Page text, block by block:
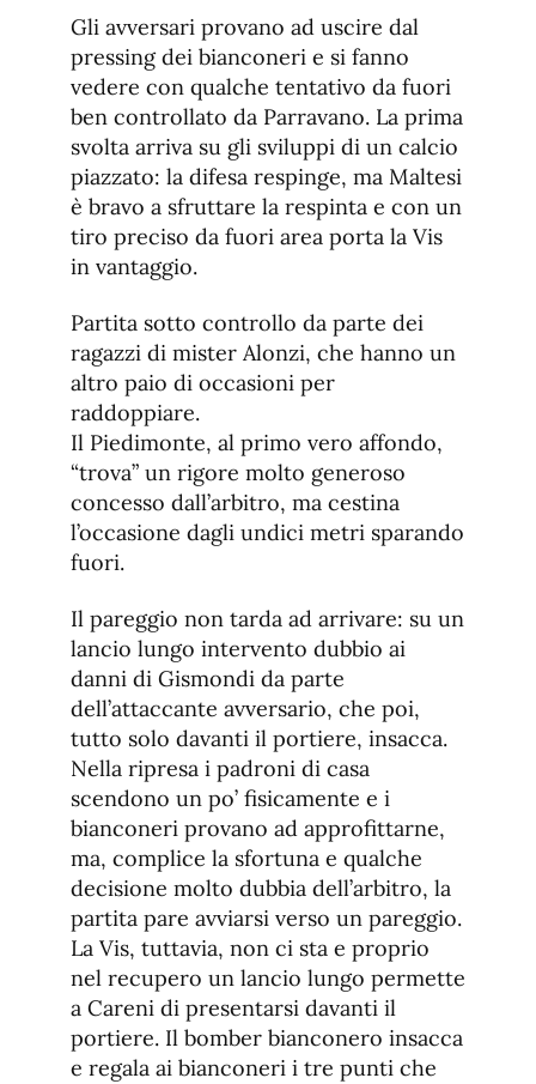
Gli avversari provano ad uscire dal
pressing dei bianconeri e si fanno
vedere con qualche tentativo da fuori
ben controllato da Parravano. La prima
svolta arriva su gli sviluppi di un calcio
piazzato: la difesa respinge, ma Maltesi
è bravo a sfruttare la respinta e con un
tiro preciso da fuori area porta la Vis
in vantaggio.
Partita sotto controllo da parte dei
ragazzi di mister Alonzi, che hanno un
altro paio di occasioni per
raddoppiare.
Il Piedimonte, al primo vero affondo,
“trova” un rigore molto generoso
concesso dall’arbitro, ma cestina
l’occasione dagli undici metri sparando
fuori.
Il pareggio non tarda ad arrivare: su un
lancio lungo intervento dubbio ai
danni di Gismondi da parte
dell’attaccante avversario, che poi,
tutto solo davanti il portiere, insacca.
Nella ripresa i padroni di casa
scendono un po’ fisicamente e i
bianconeri provano ad approfittarne,
ma, complice la sfortuna e qualche
decisione molto dubbia dell’arbitro, la
partita pare avviarsi verso un pareggio.
La Vis, tuttavia, non ci sta e proprio
nel recupero un lancio lungo permette
a Careni di presentarsi davanti il
portiere. Il bomber bianconero insacca
e regala ai bianconeri i tre punti che